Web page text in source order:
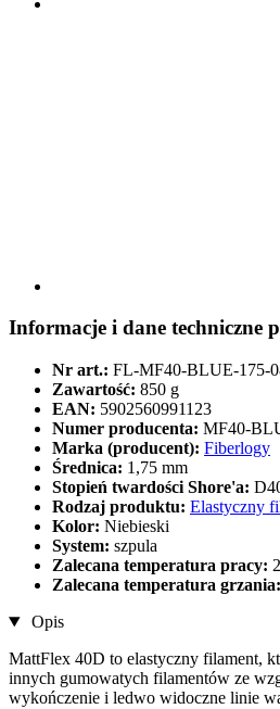
Informacje i dane techniczne
Nr art.: FL-MF40-BLUE-175-
Zawartość: 850 g
EAN: 5902560991123
Numer producenta: MF40-
Marka (producent): Fiberlogy
Średnica: 1,75 mm
Stopień twardości Shore'a:
Rodzaj produktu: Elastyczny
Kolor: Niebieski
System: szpula
Zalecana temperatura pracy:
Zalecana temperatura grzania:
Opis
MattFlex 40D to elastyczny filament,
innych gumowatych filamentów ze
wykończenie i ledwo widoczne linie